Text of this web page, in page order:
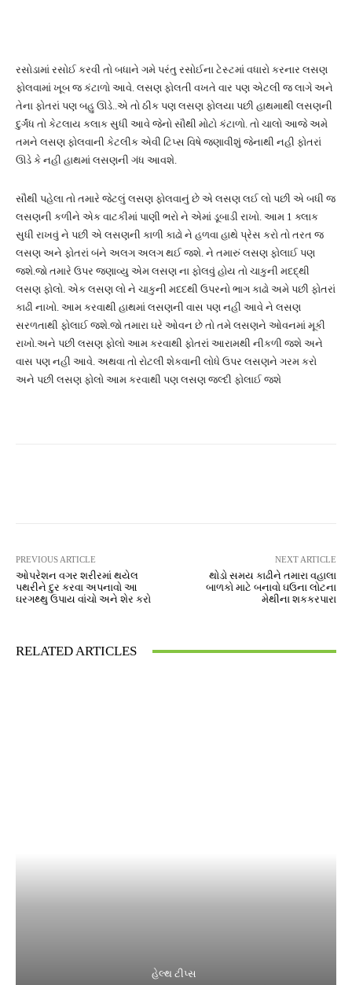
રસોડામાં રસોઈ કરવી તો બધાને ગમે પરંતુ રસોઈના ટેસ્ટમાં વધારો કરનાર લસણ
ફોલવામાં ખૂબ જ કંટાળો આવે. લસણ ફોલતી વખતે વાર પણ એટલી જ લાગે અને
તેના ફોતરાં પણ બહુ ઊડે..એ તો ઠીક પણ લસણ ફોલયા પછી હાથમાથી લસણની
દુર્ગંધ તો કેટલાય કલાક સુધી આવે જેનો સૌથી મોટો કંટાળો. તો ચાલો આજે અમે
તમને લસણ ફોલવાની કેટલીક એવી ટિપ્સ વિષે જણાવીશું જેનાથી નહી ફોતરાં
ઊડે કે નહી હાથમાં લસણની ગંધ આવશે.
સૌથી પહેલા તો તમારે જેટલું લસણ ફોલવાનું છે એ લસણ લઈ લો પછી એ બધી જ
લસણની કળીને એક વાટકીમાં પાણી ભરો ને એમાં ડૂબાડી રાખો. આમ 1 ક્લાક
સુધી રાખવું ને પછી એ લસણની કાળી કાઢો ને હળવા હાથે પ્રેસ કરો તો તરત જ
લસણ અને ફોતરાં બંને અલગ અલગ થઈ જશે. ને તમારું લસણ ફોલાઈ પણ
જશે.જો તમારે ઉપર જણાવ્યુ એમ લસણ ના ફોલવું હોય તો ચાકુની મદદ્થી
લસણ ફોલો. એક લસણ લો ને ચાકુની મદદથી ઉપરનો ભાગ કાઢો અમે પછી ફોતરાં
કાઢી નાખો. આમ કરવાથી હાથમાં લસણની વાસ પણ નહી આવે ને લસણ
સરળતાથી ફોલાઈ જશે.જો તમારા ઘરે ઓવન છે તો તમે લસણને ઓવનમાં મૂકી
રાખો.અને પછી લસણ ફોલો આમ કરવાથી ફોતરાં આરામથી નીકળી જશે અને
વાસ પણ નહી આવે. અથવા તો રોટલી શેકવાની લોધે ઉપર લસણને ગરમ કરો
અને પછી લસણ ફોલો આમ કરવાથી પણ લસણ જલ્દી ફોલાઈ જશે
PREVIOUS ARTICLE
ઓપરેશન વગર શરીરમાં થયેલ
પથરીને દુર કરવા અપનાવો આ
ઘરગથ્થુ ઉપાય વાંચો અને શેર કરો
NEXT ARTICLE
થોડો સમય કાઢીને તમારા વહાલા
બાળકો માટે બનાવો ઘઉના લોટના
મેથીના શકકરપારા
RELATED ARTICLES
હેલ્થ ટીપ્સ